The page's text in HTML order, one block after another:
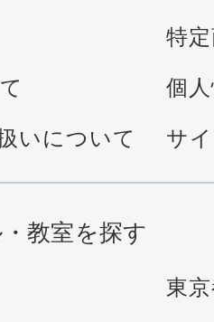
特
個
いについて サ
教室を探す
東